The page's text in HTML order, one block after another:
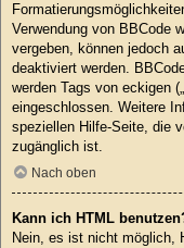
Verwendung von BBCode
vergeben, können jedoch
deaktiviert werden.
werden Tags von eckigen
eingeschlossen. Weitere
speziellen Hilfe-Seite, die
zugänglich ist.
Nach oben
Kann ich HTML
Nein, es ist nicht möglich,